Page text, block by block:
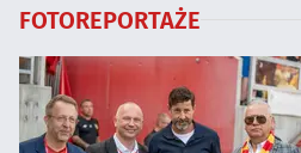
FOTOREPORTAŻE